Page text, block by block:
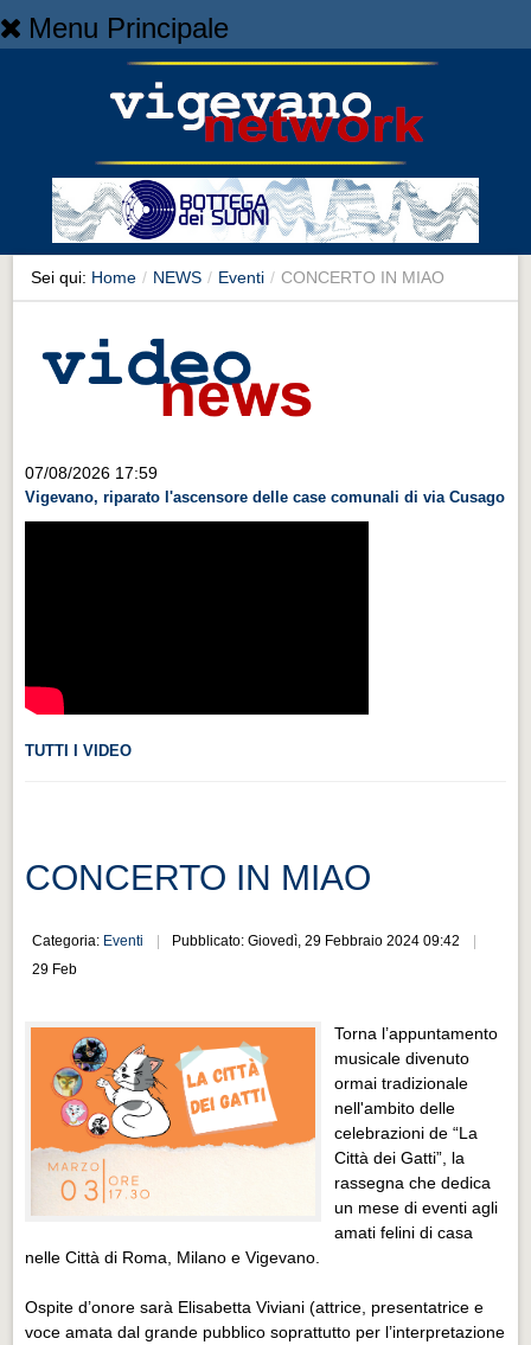
Menu Principale
NEWS
Cronaca
Cronaca
Artes et Artificia
Territorio
Territorio
CHI SIAMO
CHI SIAMO
Guida turistica rapida
Distretto industriale
Distretto industriale
Muoversi a Vigevano
Muoversi a Vigevano
Cultura e turismo 4.0
PROGETTI
Sei qui: Home / NEWS / Eventi / CONCERTO IN MIAO
07/08/2026 17:59
Vigevano, riparato l'ascensore delle case comunali di via Cusago
TUTTI I VIDEO
CONCERTO IN MIAO
Categoria: Eventi
Pubblicato: Giovedì, 29 Febbraio 2024 09:42
29 Feb
Torna l’appuntamento
musicale divenuto
ormai tradizionale
nell'ambito delle
celebrazioni de “La
Città dei Gatti”, la
rassegna che dedica
un mese di eventi agli
amati felini di casa
nelle Città di Roma, Milano e Vigevano.
Ospite d’onore sarà Elisabetta Viviani (attrice, presentatrice e
voce amata dal grande pubblico soprattutto per l’interpretazione